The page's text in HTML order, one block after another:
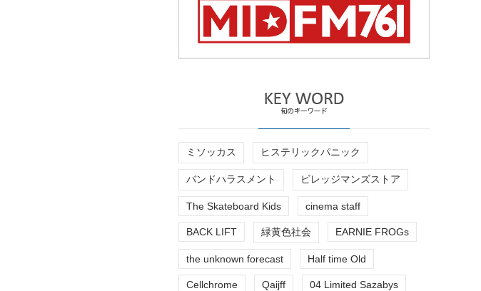
ミソッカス ヒステリックパニック
バンドハラスメント ビレッジマンズストア
The Skateboard Kids cinema staff
BACK LIFT 緑黄色社会 EARNIE FROGs
the unknown forecast Half time Old
Cellchrome Qaijff 04 Limited Sazabys